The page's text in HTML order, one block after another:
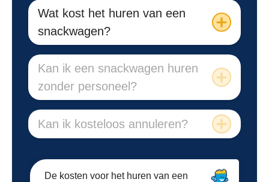
Wat kost het huren van een
snackwagen?
Kan ik een snackwagen huren
zonder personeel?
Kan ik kosteloos annuleren?
De kosten voor het huren van een